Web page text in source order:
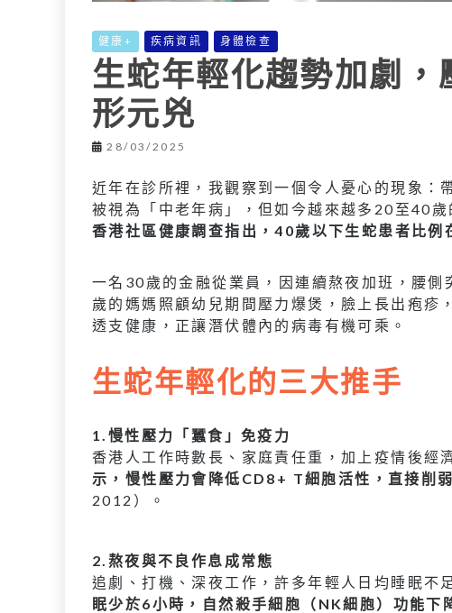
健康+ 疾病資訊 身體檢查
生蛇年輕化趨勢加劇
形元兇
28/03/2025
近年在診所裡，我觀察到一個令人憂心的現象：
被視為「中老年病」，但如今越來越多20至40
香港社區健康調查指出，40歲以下生蛇患者比例
一名30歲的金融從業員，因連續熬夜加班，腰
歲的媽媽照顧幼兒期間壓力爆煲，臉上長出疱
透支健康，正讓潛伏體內的病毒有機可乘。
生蛇年輕化的三大推手
1.慢性壓力「蠶食」免疫力
香港人工作時數長、家庭責任重，加上疫情後經
示，慢性壓力會降低CD8+ T細胞活性，直接削
2012）。
2.熬夜與不良作息成常態
追劇、打機、深夜工作，許多年輕人日均睡眠不
眠少於6小時，自然殺手細胞（NK細胞）功能下